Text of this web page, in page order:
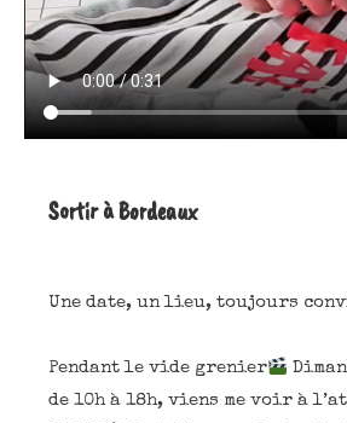
Sortir à Bordeaux
Une date, un lieu, toujours
Pendant le vide grenier
de 10h à 18h, viens me voir à